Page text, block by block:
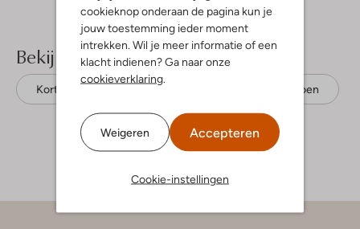
cookieknop onderaan de pagina kun je
jouw toestemming ieder moment
intrekken. Wil je meer informatie of een
klacht indienen? Ga naar onze
cookieverklaring.
Weigeren Accepteren
Cookie-instellingen
Bekijk meer
Korte broeken Molo Biologisch katoen